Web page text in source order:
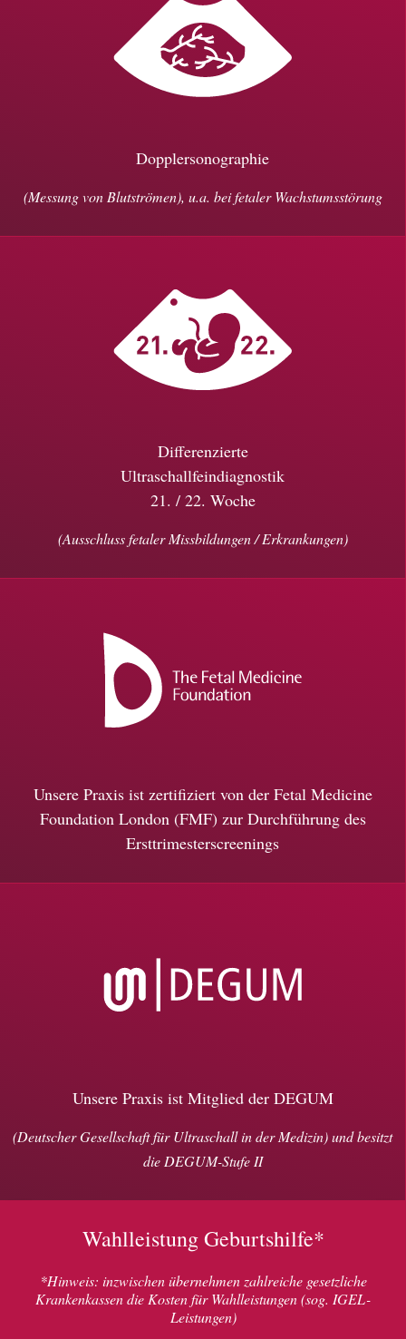
Dopplersonographie
(Messung von Blutströmen), u.a. bei fetaler Wachstumsstörung
Differenzierte
Ultraschallfeindiagnostik
21. / 22. Woche
(Ausschluss fetaler Missbildungen / Erkrankungen)
Unsere Praxis ist zertifiziert von der Fetal Medicine
Foundation London (FMF) zur Durchführung des
Ersttrimesterscreenings
Unsere Praxis ist Mitglied der DEGUM
(Deutscher Gesellschaft für Ultraschall in der Medizin) und besitzt
die DEGUM-Stufe II
Wahlleistung Geburtshilfe*
*Hinweis: inzwischen übernehmen zahlreiche gesetzliche
Krankenkassen die Kosten für Wahlleistungen (sog. IGEL-
Leistungen)